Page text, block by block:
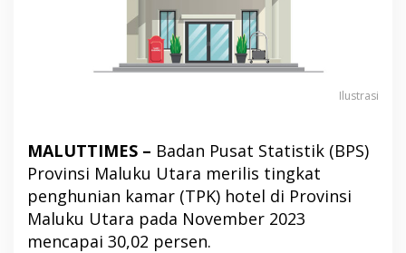
Ilustrasi
MALUTTIMES – Badan Pusat Statistik (BPS)
Provinsi Maluku Utara merilis tingkat
penghunian kamar (TPK) hotel di Provinsi
Maluku Utara pada November 2023
mencapai 30,02 persen.